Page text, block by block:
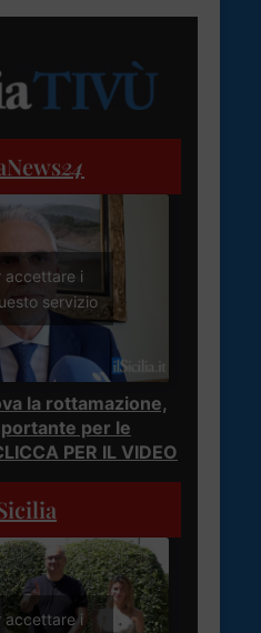
24
accettare i
servizio
la rottamazione,
per le
PER IL VIDEO
accettare i